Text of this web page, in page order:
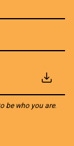
be who you are.